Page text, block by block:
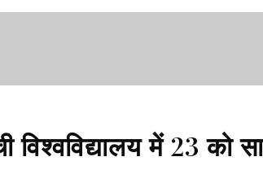
विश्वविद्यालय में 23 को